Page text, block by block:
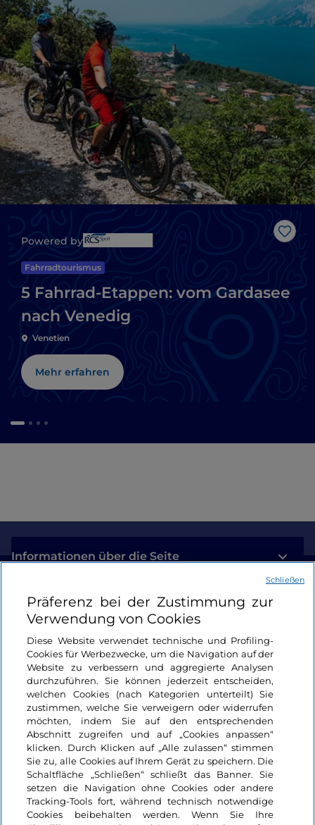
Like
Powered by
Fahrradtourismus
5 Fahrrad-Etappen: vom Gardasee
nach Venedig
Venetien
Mehr erfahren
Informationen über die Seite
Nützliche Links
Login
Bleiben wir in Kontakt
Präferenz bei der Zustimmung zur
Verwendung von Cookies
Diese Website verwendet technische und Profiling-
Cookies für Werbezwecke, um die Navigation auf der
Website zu verbessern und aggregierte Analysen
durchzuführen. Sie können jederzeit entscheiden,
welchen Cookies (nach Kategorien unterteilt) Sie
zustimmen, welche Sie verweigern oder widerrufen
möchten, indem Sie auf den entsprechenden
Abschnitt zugreifen und auf „Cookies anpassen“
klicken. Durch Klicken auf „Alle zulassen“ stimmen
Sie zu, alle Cookies auf Ihrem Gerät zu speichern. Die
Schaltfläche „Schließen“ schließt das Banner. Sie
setzen die Navigation ohne Cookies oder andere
Tracking-Tools fort, während technisch notwendige
Cookies beibehalten werden. Wenn Sie Ihre
Schließen